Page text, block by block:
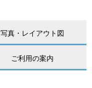
写真・レイアウト図
ご利用の案内